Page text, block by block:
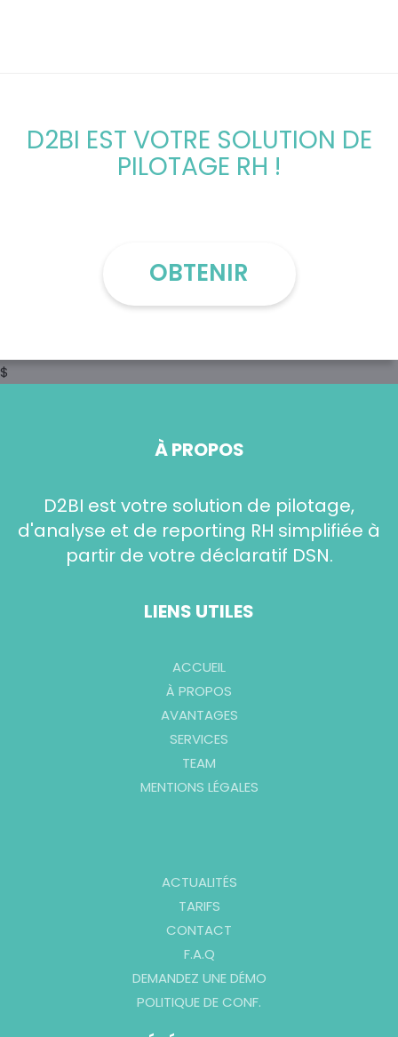
D2BI EST VOTRE SOLUTION DE
PILOTAGE RH !
OBTENIR
$
À PROPOS
D2BI est votre solution de pilotage,
d'analyse et de reporting RH simplifiée à
partir de votre déclaratif DSN.
LIENS UTILES
ACCUEIL
À PROPOS
AVANTAGES
SERVICES
TEAM
MENTIONS LÉGALES
ACTUALITÉS
TARIFS
CONTACT
F.A.Q
DEMANDEZ UNE DÉMO
POLITIQUE DE CONF.